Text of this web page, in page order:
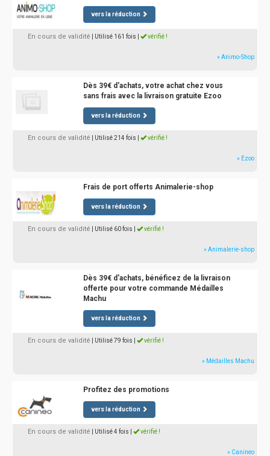
vers la réduction
En cours de validité | Utilisé 161 fois vérifié !
» Animo-Shop
Dès 39€ d'achats, votre achat chez vous
sans frais avec la livraison gratuite Ezoo
vers la réduction
En cours de validité | Utilisé 214 fois vérifié !
» Ezoo
Frais de port offerts Animalerie-shop
vers la réduction
En cours de validité | Utilisé 60 fois vérifié !
» Animalerie-shop
Dès 39€ d'achats, bénéficez de la livraison
offerte pour votre commande Médailles
Machu
vers la réduction
En cours de validité | Utilisé 79 fois vérifié !
» Médailles Machu
Profitez des promotions
vers la réduction
En cours de validité | Utilisé 4 fois vérifié !
» Canineo